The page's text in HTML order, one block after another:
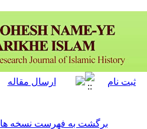
برگشت به فهرست نسخه ها